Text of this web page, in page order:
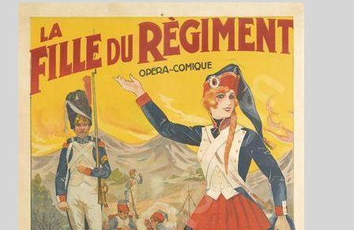
Kwiaty
Pejzaż
Obrazy abstrakcyjne
Tarot
Wabi sabi